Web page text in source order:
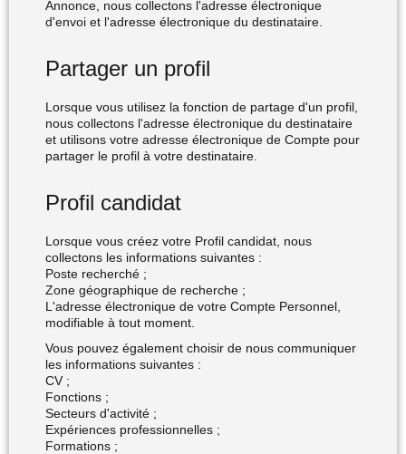
Annonce, nous collectons l'adresse électronique
d'envoi et l'adresse électronique du destinataire.
Partager un profil
Lorsque vous utilisez la fonction de partage d'un profil,
nous collectons l'adresse électronique du destinataire
et utilisons votre adresse électronique de Compte pour
partager le profil à votre destinataire.
Profil candidat
Lorsque vous créez votre Profil candidat, nous
collectons les informations suivantes :
Poste recherché ;
Zone géographique de recherche ;
L'adresse électronique de votre Compte Personnel,
modifiable à tout moment.
Vous pouvez également choisir de nous communiquer
les informations suivantes :
CV ;
Fonctions ;
Secteurs d'activité ;
Expériences professionnelles ;
Formations ;